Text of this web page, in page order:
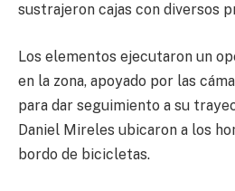
sustrajeron cajas con diversos
Los elementos ejecutaron un
en la zona, apoyado por las
para dar seguimiento a su
Daniel Mireles ubicaron a los
bordo de bicicletas.